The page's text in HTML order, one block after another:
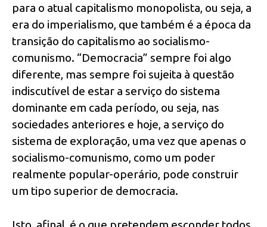
para o atual capitalismo monopolista, ou seja, a
era do imperialismo, que também é a época da
transição do capitalismo ao socialismo-
comunismo. “Democracia” sempre foi algo
diferente, mas sempre foi sujeita à questão
indiscutível de estar a serviço do sistema
dominante em cada período, ou seja, nas
sociedades anteriores e hoje, a serviço do
sistema de exploração, uma vez que apenas o
socialismo-comunismo, como um poder
realmente popular-operário, pode construir
um tipo superior de democracia.